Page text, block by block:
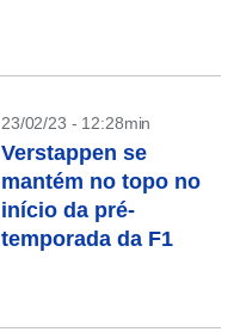
23/02/23 - 12:28min
Verstappen se
mantém no topo no
início da pré-
temporada da F1